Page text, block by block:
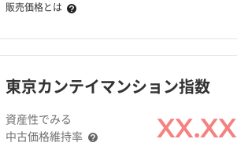
販売価格とは
東京カンテイマンション指数
資産性でみる
中古価格維持率
XX.XX